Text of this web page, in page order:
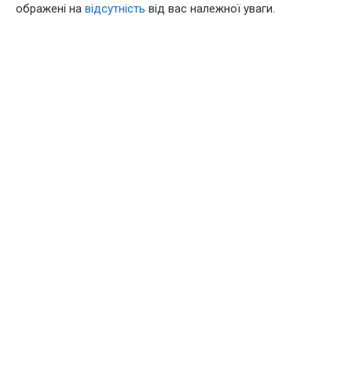
ображені на відсутність від вас належної уваги.